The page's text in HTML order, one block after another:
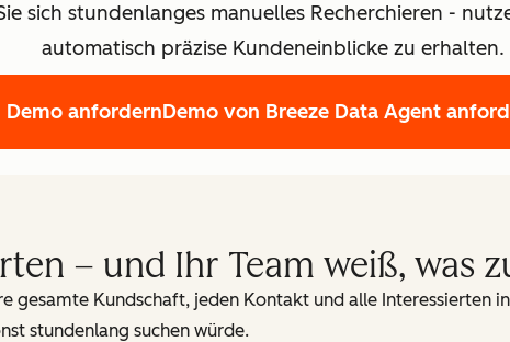
sich stundenlanges manuelles Recherchieren -
automatisch präzise Kundeneinblicke zu erhalten.
Demo anfordernDemo von Breeze Data Agent
– und Ihr Team weiß, was
gesamte Kundschaft, jeden Kontakt und alle Interessierten
stundenlang suchen würde.